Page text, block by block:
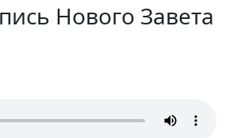
Нового Завета